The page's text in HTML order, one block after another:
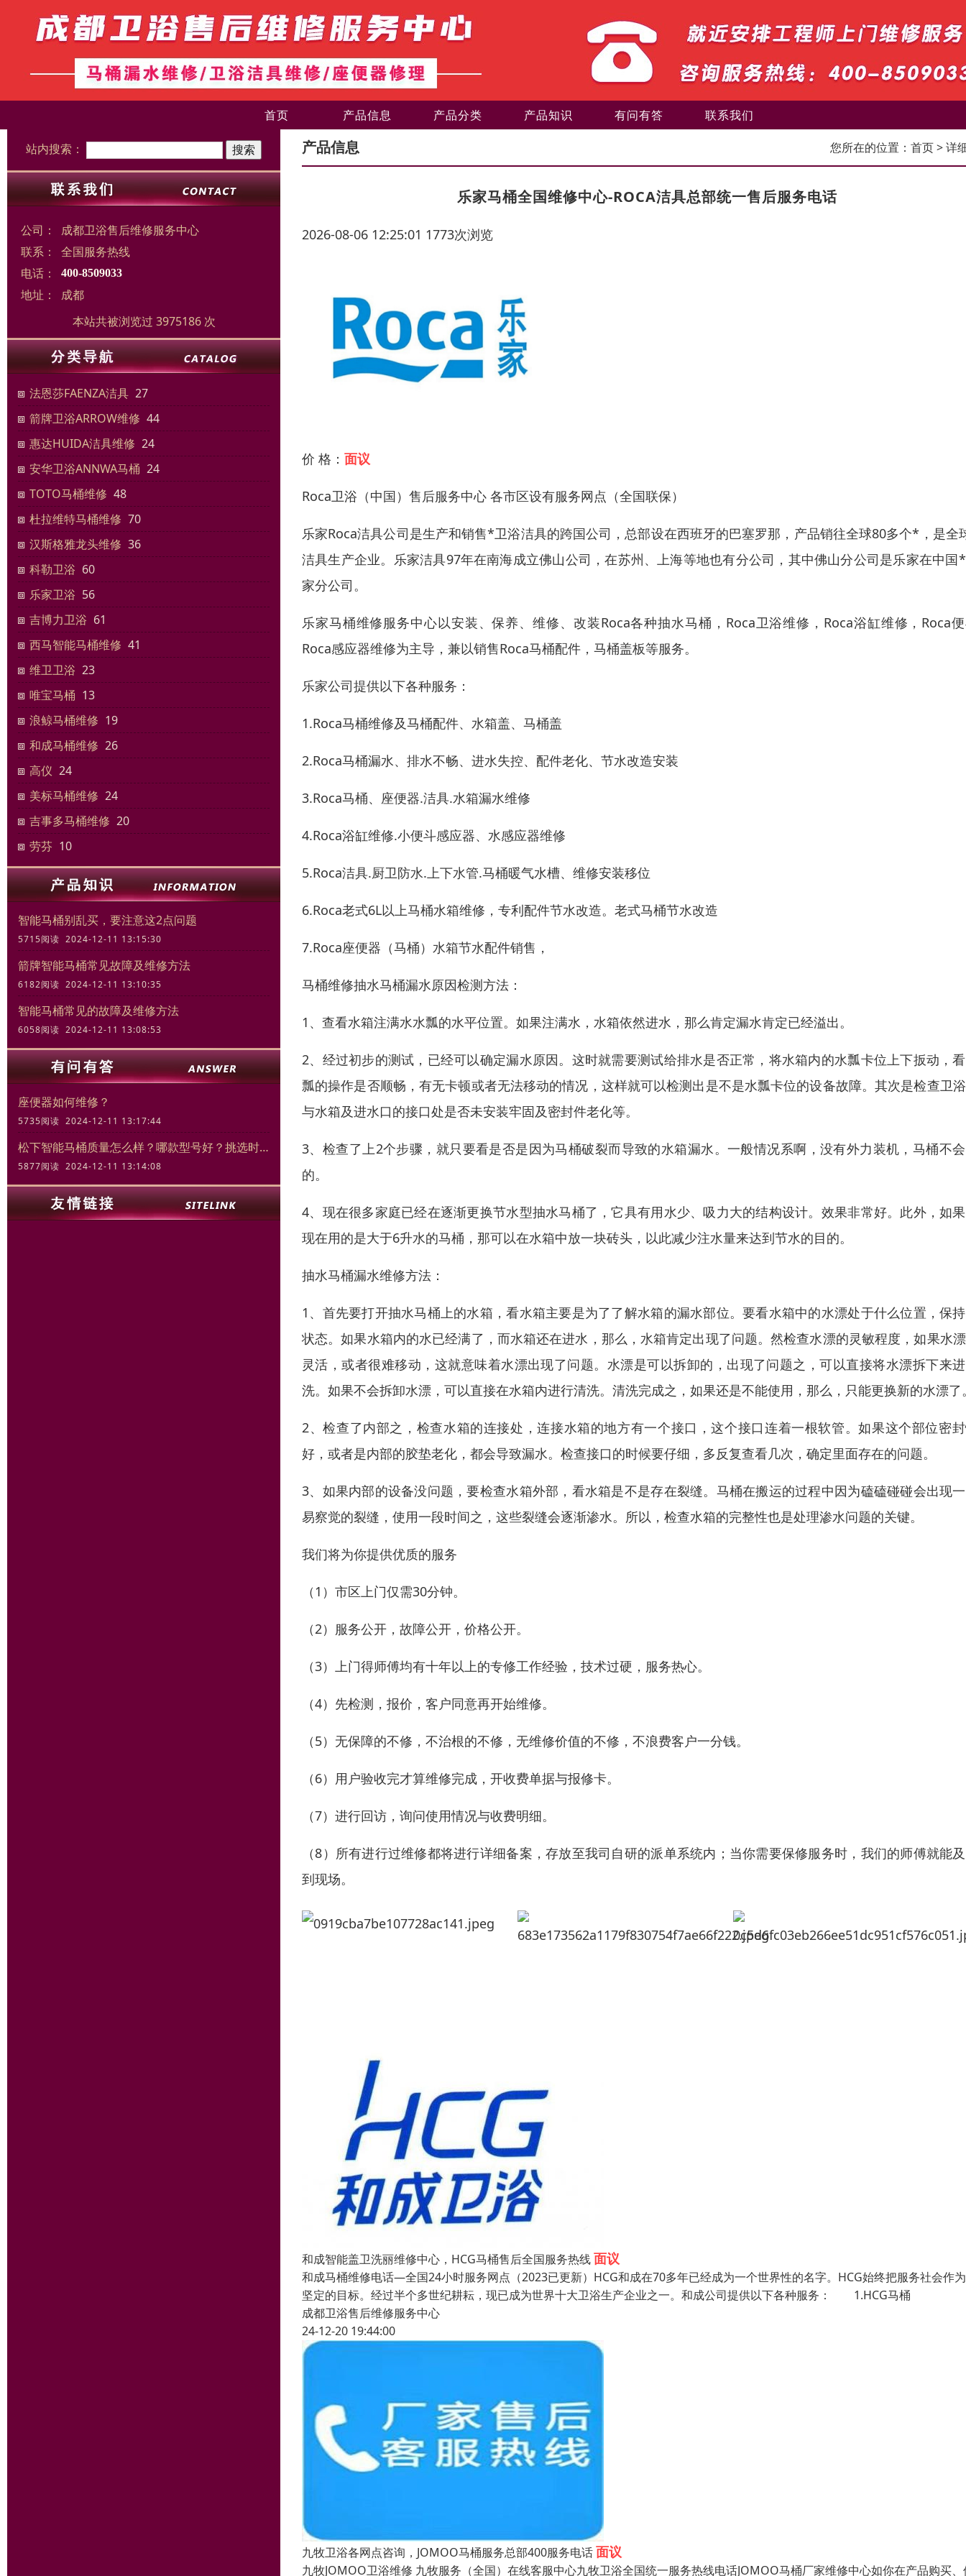
首页 产品信息 产品分类 产品知识 有问有答 联系我们
站内搜索：
公司：
成都卫浴售后维修服务中心
联系：
全国服务热线
电话：
400-8509033
地址：
成都
本站共被浏览过 3975186 次
法恩莎FAENZA洁具 27
箭牌卫浴ARROW维修 44
惠达HUIDA洁具维修 24
安华卫浴ANNWA马桶 24
TOTO马桶维修 48
杜拉维特马桶维修 70
汉斯格雅龙头维修 36
科勒卫浴 60
乐家卫浴 56
吉博力卫浴 61
西马智能马桶维修 41
维卫卫浴 23
唯宝马桶 13
浪鲸马桶维修 19
和成马桶维修 26
高仪 24
美标马桶维修 24
吉事多马桶维修 20
劳芬 10
智能马桶别乱买，要注意这2点问题
5715阅读 2024-12-11 13:15:30
箭牌智能马桶常见故障及维修方法
6182阅读 2024-12-11 13:10:35
智能马桶常见的故障及维修方法
6058阅读 2024-12-11 13:08:53
座便器如何维修？
5735阅读 2024-12-11 13:17:44
松下智能马桶质量怎么样？哪款型号好？挑选时的关键要素
5877阅读 2024-12-11 13:14:08
产品信息 您所在的位置： 首页> 详
乐家马桶全国维修中心-ROCA洁具总部统一售后服务电话
2026-08-06 12:25:01 1773次浏览
价 格： 面议
Roca卫浴（中国）售后服务中心 各市区设有服务网点（全国联保）
乐家Roca洁具公司是生产和销售*卫浴洁具的跨国公司，总部设在西班牙的巴塞罗那，产品销往全球80多个*，是全
洁具生产企业。乐家洁具97年在南海成立佛山公司，在苏州、上海等地也有分公司，其中佛山分公司是乐家在中国
家分公司。
乐家马桶维修服务中心以安装、保养、维修、改装Roca各种抽水马桶，Roca卫浴维修，Roca浴缸维修，Roca
Roca感应器维修为主导，兼以销售Roca马桶配件，马桶盖板等服务。
乐家公司提供以下各种服务：
1.Roca马桶维修及马桶配件、水箱盖、马桶盖
2.Roca马桶漏水、排水不畅、进水失控、配件老化、节水改造安装
3.Roca马桶、座便器.洁具.水箱漏水维修
4.Roca浴缸维修.小便斗感应器、水感应器维修
5.Roca洁具.厨卫防水.上下水管.马桶暖气水槽、维修安装移位
6.Roca老式6L以上马桶水箱维修，专利配件节水改造。老式马桶节水改造
7.Roca座便器（马桶）水箱节水配件销售，
马桶维修抽水马桶漏水原因检测方法：
1、查看水箱注满水水瓢的水平位置。如果注满水，水箱依然进水，那么肯定漏水肯定已经溢出。
2、经过初步的测试，已经可以确定漏水原因。这时就需要测试给排水是否正常，将水箱内的水瓢卡位上下扳动，
瓢的操作是否顺畅，有无卡顿或者无法移动的情况，这样就可以检测出是不是水瓢卡位的设备故障。其次是检查卫
与水箱及进水口的接口处是否未安装牢固及密封件老化等。
3、检查了上2个步骤，就只要看是否是因为马桶破裂而导致的水箱漏水。一般情况系啊，没有外力装机，马桶不
的。
4、现在很多家庭已经在逐渐更换节水型抽水马桶了，它具有用水少、吸力大的结构设计。效果非常好。此外，如
现在用的是大于6升水的马桶，那可以在水箱中放一块砖头，以此减少注水量来达到节水的目的。
抽水马桶漏水维修方法：
1、首先要打开抽水马桶上的水箱，看水箱主要是为了了解水箱的漏水部位。要看水箱中的水漂处于什么位置，保
状态。如果水箱内的水已经满了，而水箱还在进水，那么，水箱肯定出现了问题。然检查水漂的灵敏程度，如果水
灵活，或者很难移动，这就意味着水漂出现了问题。水漂是可以拆卸的，出现了问题之，可以直接将水漂拆下来
洗。如果不会拆卸水漂，可以直接在水箱内进行清洗。清洗完成之，如果还是不能使用，那么，只能更换新的水漂了
2、检查了内部之，检查水箱的连接处，连接水箱的地方有一个接口，这个接口连着一根软管。如果这个部位密
好，或者是内部的胶垫老化，都会导致漏水。检查接口的时候要仔细，多反复查看几次，确定里面存在的问题。
3、如果内部的设备没问题，要检查水箱外部，看水箱是不是存在裂缝。马桶在搬运的过程中因为磕磕碰碰会出现
易察觉的裂缝，使用一段时间之，这些裂缝会逐渐渗水。所以，检查水箱的完整性也是处理渗水问题的关键。
我们将为你提供优质的服务
（1）市区上门仅需30分钟。
（2）服务公开，故障公开，价格公开。
（3）上门得师傅均有十年以上的专修工作经验，技术过硬，服务热心。
（4）先检测，报价，客户同意再开始维修。
（5）无保障的不修，不治根的不修，无维修价值的不修，不浪费客户一分钱。
（6）用户验收完才算维修完成，开收费单据与报修卡。
（7）进行回访，询问使用情况与收费明细。
（8）所有进行过维修都将进行详细备案，存放至我司自研的派单系统内；当你需要保修服务时，我们的师傅就能
到现场。
和成智能盖卫洗丽维修中心，HCG马桶售后全国服务热线面议
和成马桶维修电话—全国24小时服务网点（2023已更新）HCG和成在70多年已经成为一个世界性的名字。HCG始终把服务社会作
坚定的目标。经过半个多世纪耕耘，现已成为世界十大卫浴生产企业之一。和成公司提供以下各种服务： 1.HCG马桶
成都卫浴售后维修服务中心
24-12-20 19:44:00
九牧卫浴各网点咨询，JOMOO马桶服务总部400服务电话面议
九牧JOMOO卫浴维修 九牧服务（全国）在线客服中心九牧卫浴全国统一服务热线电话JOMOO马桶厂家维修中心如你在产品购买、